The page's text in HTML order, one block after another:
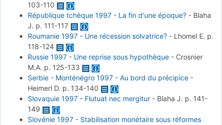
103-110
République tchèque 1997 - La fin d'une époque? - Blaha
J. p. 111-117
Roumanie 1997 - Une récession solvatrice? - Lhomel E. p.
118-124
Russie 1997 - Une reprise sous hypothèque - Crosnier
M.A. p. 125-133
Serbie - Monténégro 1997 - Au bord du précipice -
Heimerl D. p. 134-140
Slovaquie 1997 - Flutuat nec mergitur - Blaha J. p. 141-
149
Slovénie 1997 - Stabilisation monétaire sous réformes